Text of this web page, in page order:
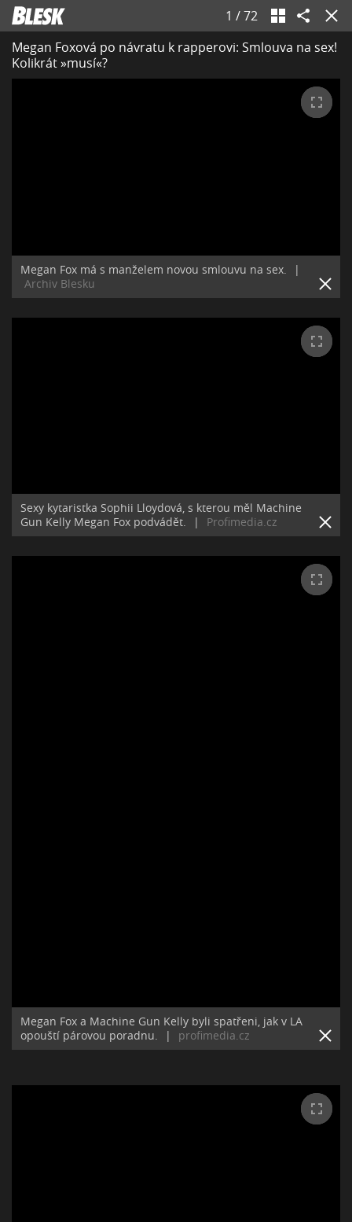
1 /72
Megan Foxová po návratu k rapperovi: Smlouva na sex!
Kolikrát »musí«?
Megan Fox má s manželem novou smlouvu na sex.
|
Archiv Blesku
Sexy kytaristka Sophii Lloydová, s kterou měl Machine
Gun Kelly Megan Fox podvádět.
| Profimedia.cz
Megan Fox a Machine Gun Kelly byli spatřeni, jak v LA
opouští párovou poradnu.
| profimedia.cz